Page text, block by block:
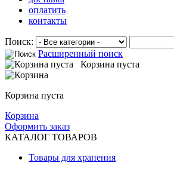
оплатить
контакты
Поиск:
Расширенный поиск
Корзина пуста
Корзина пуста
Корзина
Оформить заказ
КАТАЛОГ ТОВАРОВ
Товары для хранения